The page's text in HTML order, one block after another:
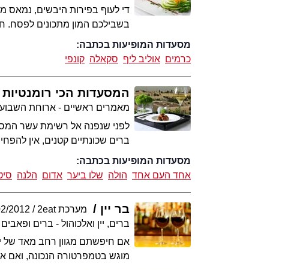
די לעוף בפירות היבשים, נמאס
בשבילכם המון מתכונים לפסח.
מסעדות המופיעות בכתבה:
כרמים אוליב ליף סקאלה קונפי
המסעדות הכי רומנטיות
מאמרים ראשיים - ארוחת השבוע
לפני שנפנה אל רשימת עשר
ברים שכונתיים קטנים, אין
מסעדות המופיעות בכתבה:
אחד העם אחד הולה שלו ביער אדום הלנה
בר יין מערכת 2eat
2012
ברים, יין ואלכוהול - ברים ופאבים
אם חיפשתם מגוון רחב מאד של
מוגש בטמפרטורה הנכונה, ואם